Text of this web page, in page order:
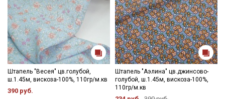
Штапель "Весея" цв.голубой,
ш.1.45м, вискоза-100%, 110гр/м.кв
390 руб.
Штапель "Аэлина" цв.джинсово-
голубой, ш.1.45м, вискоза-100%,
110гр/м.кв